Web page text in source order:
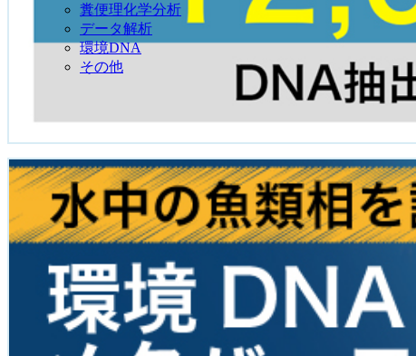
糞便理化学分析
データ解析
環境DNA
その他